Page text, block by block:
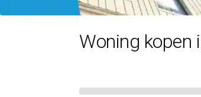
Woning kopen